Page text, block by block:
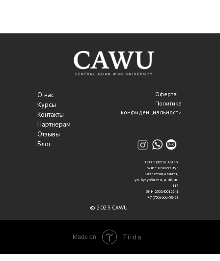
Контакты
Курсы
О нас
Партнерам
Отзывы
Блог
Оферта
ТОО "Central Asian
Wine University"
Казахстан, Алматы,
ул. Бузурбаева, д. 4Б, кв.
117
БИН 230240015241
+7 (706) 666-58-58
Политика
конфиденциальности
© 2023 CAWU
Made on Tilda